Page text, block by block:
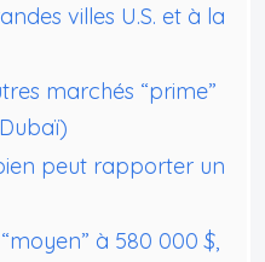
villes U.S. et à la
marchés “prime”
peut rapporter un
à 580 000 $,